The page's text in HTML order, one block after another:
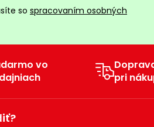
so spracovaním osobných
vo
pri